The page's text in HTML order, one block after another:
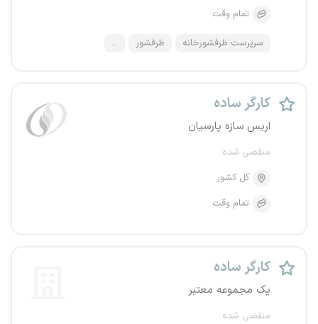
تمام وقت
سرپرست ظرفشورخانه ظرفشور ...
کارگر ساده
اریس سازه پارسیان
منقضی شده
کل کشور
تمام وقت
کارگر ساده
یک مجموعه معتبر
منقضی شده